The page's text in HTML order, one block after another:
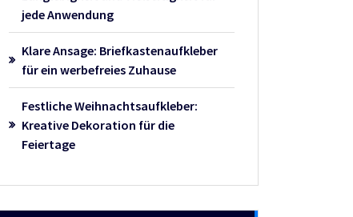
jede Anwendung
Klare Ansage: Briefkastenaufkleber
für ein werbefreies Zuhause
Festliche Weihnachtsaufkleber:
Kreative Dekoration für die
Feiertage